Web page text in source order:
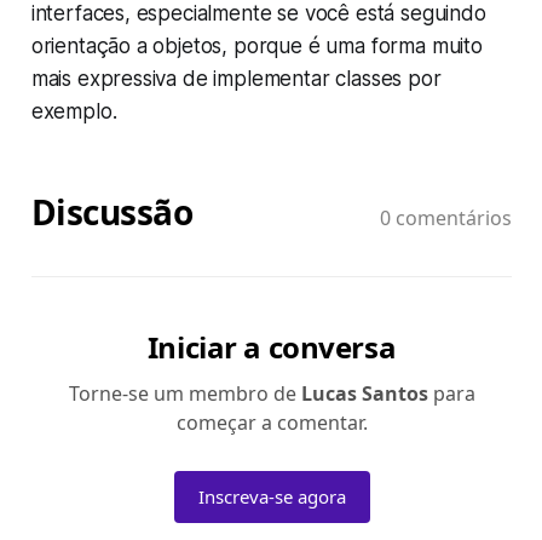
interfaces, especialmente se você está seguindo
orientação a objetos, porque é uma forma muito
mais expressiva de implementar classes por
exemplo.